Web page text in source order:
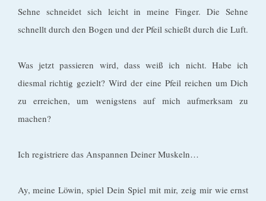
Sehne schneidet sich leicht in meine Finger. Die Sehne
schnellt durch den Bogen und der Pfeil schießt durch die Luft.
Was jetzt passieren wird, dass weiß ich nicht. Habe ich
diesmal richtig gezielt? Wird der eine Pfeil reichen um Dich
zu erreichen, um wenigstens auf mich aufmerksam zu
machen?
Ich registriere das Anspannen Deiner Muskeln…
Ay, meine Löwin, spiel Dein Spiel mit mir, zeig mir wie ernst